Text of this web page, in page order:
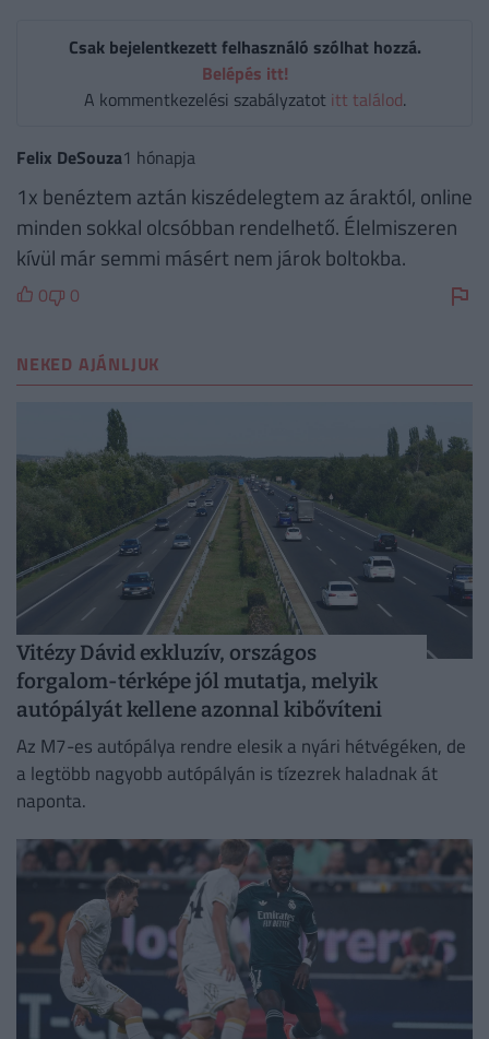
Csak bejelentkezett felhasználó szólhat hozzá.
Belépés itt!
A kommentkezelési szabályzatot itt találod.
Felix DeSouza1 hónapja
1x benéztem aztán kiszédelegtem az áraktól, online
minden sokkal olcsóbban rendelhető. Élelmiszeren
kívül már semmi másért nem járok boltokba.
0 0
NEKED AJÁNLJUK
Vitézy Dávid exkluzív, országos
forgalom-térképe jól mutatja, melyik
autópályát kellene azonnal kibővíteni
Az M7-es autópálya rendre elesik a nyári hétvégéken, de
a legtöbb nagyobb autópályán is tízezrek haladnak át
naponta.